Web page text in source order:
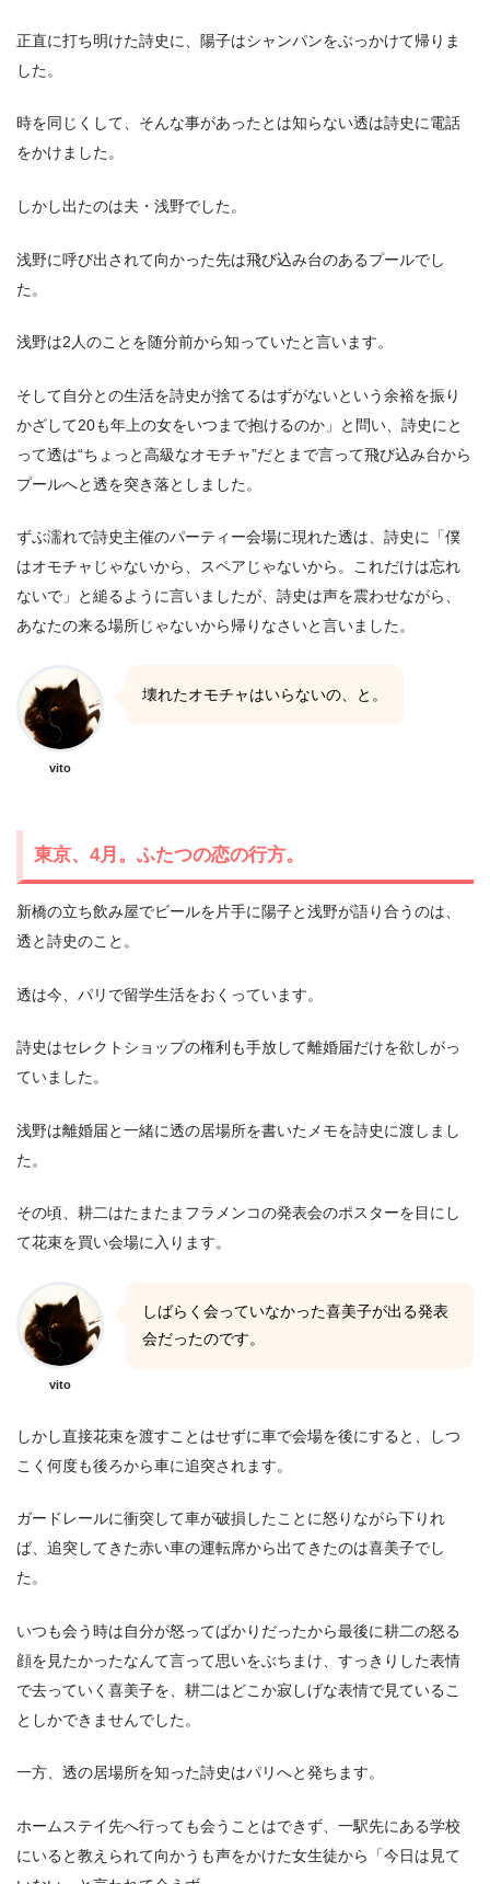
正直に打ち明けた詩史に、陽子はシャンパンをぶっかけて帰りま
した。
時を同じくして、そんな事があったとは知らない透は詩史に電話
をかけました。
しかし出たのは夫・浅野でした。
浅野に呼び出されて向かった先は飛び込み台のあるプールでし
た。
浅野は2人のことを随分前から知っていたと言います。
そして自分との生活を詩史が捨てるはずがないという余裕を振り
かざして20も年上の女をいつまで抱けるのか」と問い、詩史にと
って透は“ちょっと高級なオモチャ”だとまで言って飛び込み台から
プールへと透を突き落としました。
ずぶ濡れで詩史主催のパーティー会場に現れた透は、詩史に「僕
はオモチャじゃないから、スペアじゃないから。これだけは忘れ
ないで」と縋るように言いましたが、詩史は声を震わせながら、
あなたの来る場所じゃないから帰りなさいと言いました。
vito
壊れたオモチャはいらないの、と。
東京、4月。ふたつの恋の行方。
新橋の立ち飲み屋でビールを片手に陽子と浅野が語り合うのは、
透と詩史のこと。
透は今、パリで留学生活をおくっています。
詩史はセレクトショップの権利も手放して離婚届だけを欲しがっ
ていました。
浅野は離婚届と一緒に透の居場所を書いたメモを詩史に渡しまし
た。
その頃、耕二はたまたまフラメンコの発表会のポスターを目にし
て花束を買い会場に入ります。
vito
しばらく会っていなかった喜美子が出る発表
会だったのです。
しかし直接花束を渡すことはせずに車で会場を後にすると、しつ
こく何度も後ろから車に追突されます。
ガードレールに衝突して車が破損したことに怒りながら下りれ
ば、追突してきた赤い車の運転席から出てきたのは喜美子でし
た。
いつも会う時は自分が怒ってばかりだったから最後に耕二の怒る
顔を見たかったなんて言って思いをぶちまけ、すっきりした表情
で去っていく喜美子を、耕二はどこか寂しげな表情で見ているこ
としかできませんでした。
一方、透の居場所を知った詩史はパリへと発ちます。
ホームステイ先へ行っても会うことはできず、一駅先にある学校
にいると教えられて向かうも声をかけた女生徒から「今日は見て